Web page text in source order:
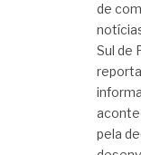
de
Sul de
pela